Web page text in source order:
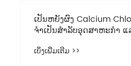
ເປັນຫຍັງຜົງ Calcium
ຈຳເປັນສຳລັບອຸດສາຫະກຳ
ເບິ່ງເພີ່ມເຕີມ >>